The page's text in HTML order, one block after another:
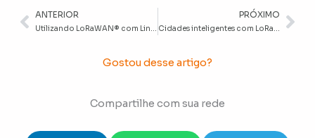
Anterior
ANTERIOR
Utilizando LoRaWAN® com Linux embarcado
PRÓXIMO
Cidades inteligentes com LoRaWAN®
Gostou desse artigo?
Compartilhe com sua rede